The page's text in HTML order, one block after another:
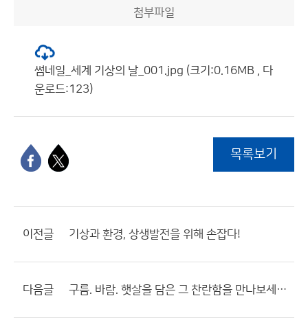
첨부파일
썸네일_세계 기상의 날_001.jpg (크기:0.16MB , 다
운로드:123)
목록보기
이전글 기상과 환경, 상생발전을 위해 손잡다!
다음글 구름. 바람. 햇살을 담은 그 찬란함을 만나보세요!